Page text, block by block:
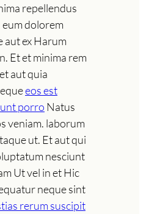
repellendus
dolorem
aut ex Harum
Et et minima rem
aut quia
eos est
porro Natus
veniam. laborum
ut. Et aut qui
nesciunt
Ut vel in et Hic
neque sint
rerum suscipit